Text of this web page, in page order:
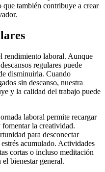
también contribuye a crear
rendimiento laboral. Aunque
regulares puede
disminuirla. Cuando
sin descanso, nuestra
y la calidad del trabajo puede
laboral permite recargar
la creatividad.
para desconectar
acumulado. Actividades
cortas o incluso meditación
bienestar general.